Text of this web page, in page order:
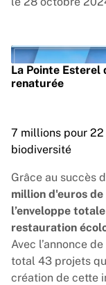
La Pointe Esterel
renaturée
7 millions pour
biodiversité
Grâce au succès
million d'euros
l’enveloppe
restauration
Avec l’annonce
total 43 projets
création de cette